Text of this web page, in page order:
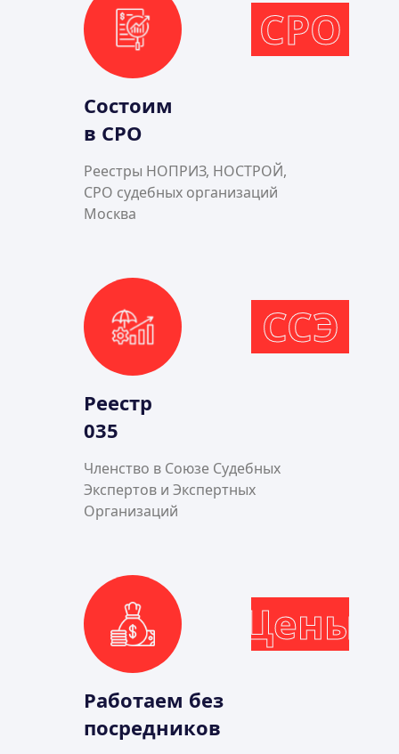
СРО
Состоим
в СРО
Реестры НОПРИЗ, НОСТРОЙ,
СРО судебных организаций
Москва
ССЭ
Реестр
035
Членство в Союзе Судебных
Экспертов и Экспертных
Организаций
Цены
Работаем без
посредников